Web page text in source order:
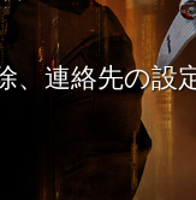
、連絡先の設